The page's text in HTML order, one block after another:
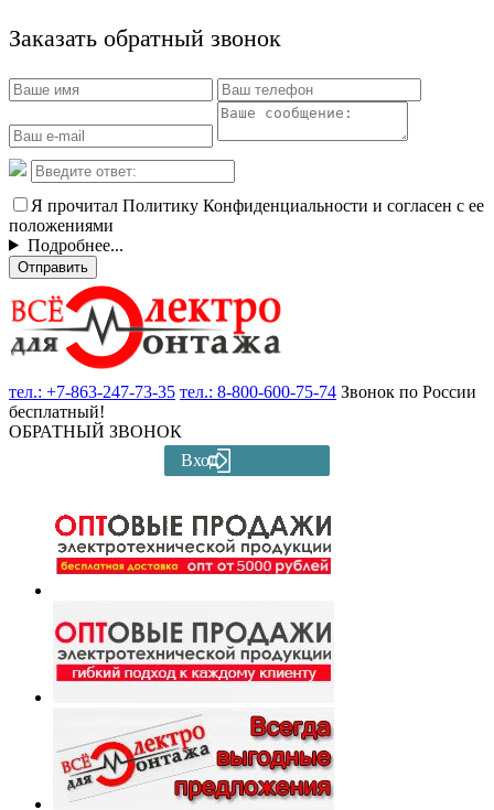
Заказать обратный звонок
Я прочитал Политику Конфиденциальности и согласен с ее
положениями
Подробнее...
Отправить
тел.: +7-863-247-73-35 тел.: 8-800-600-75-74 Звонок по России
бесплатный!
ОБРАТНЫЙ ЗВОНОК
Вход